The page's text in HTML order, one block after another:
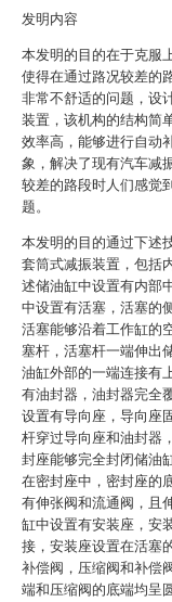
发明内容
本发明的目的在于克服
使得在通过路况较差的
非常不舒适的问题，设
装置，该机构的结构简
效率高，能够进行自动
象，解决了现有汽车减
较差的路段时人们感觉
题。
本发明的目的通过下述
套筒式减振装置，包括
述储油缸中设置有内部
中设置有活塞，活塞的
活塞能够沿着工作缸的
塞杆，活塞杆一端伸出
油缸外部的一端连接有
有油封器，油封器完全
设置有导向座，导向座
杆穿过导向座和油封器
封座能够完全封闭储油
在密封座中，密封座的
有伸张阀和流通阀，且
缸中设置有安装座，安
接，安装座设置在活塞
补偿阀，压缩阀和补偿
端和压缩阀的底端均呈